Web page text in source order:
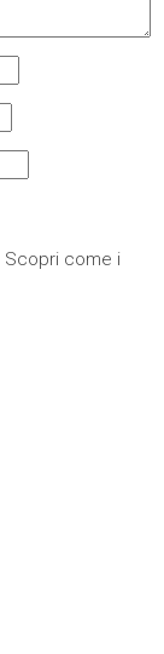
Scopri come i